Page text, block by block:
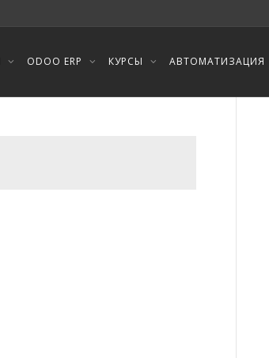
ODOO ERP КУРСЫ АВТОМАТИЗАЦИЯ